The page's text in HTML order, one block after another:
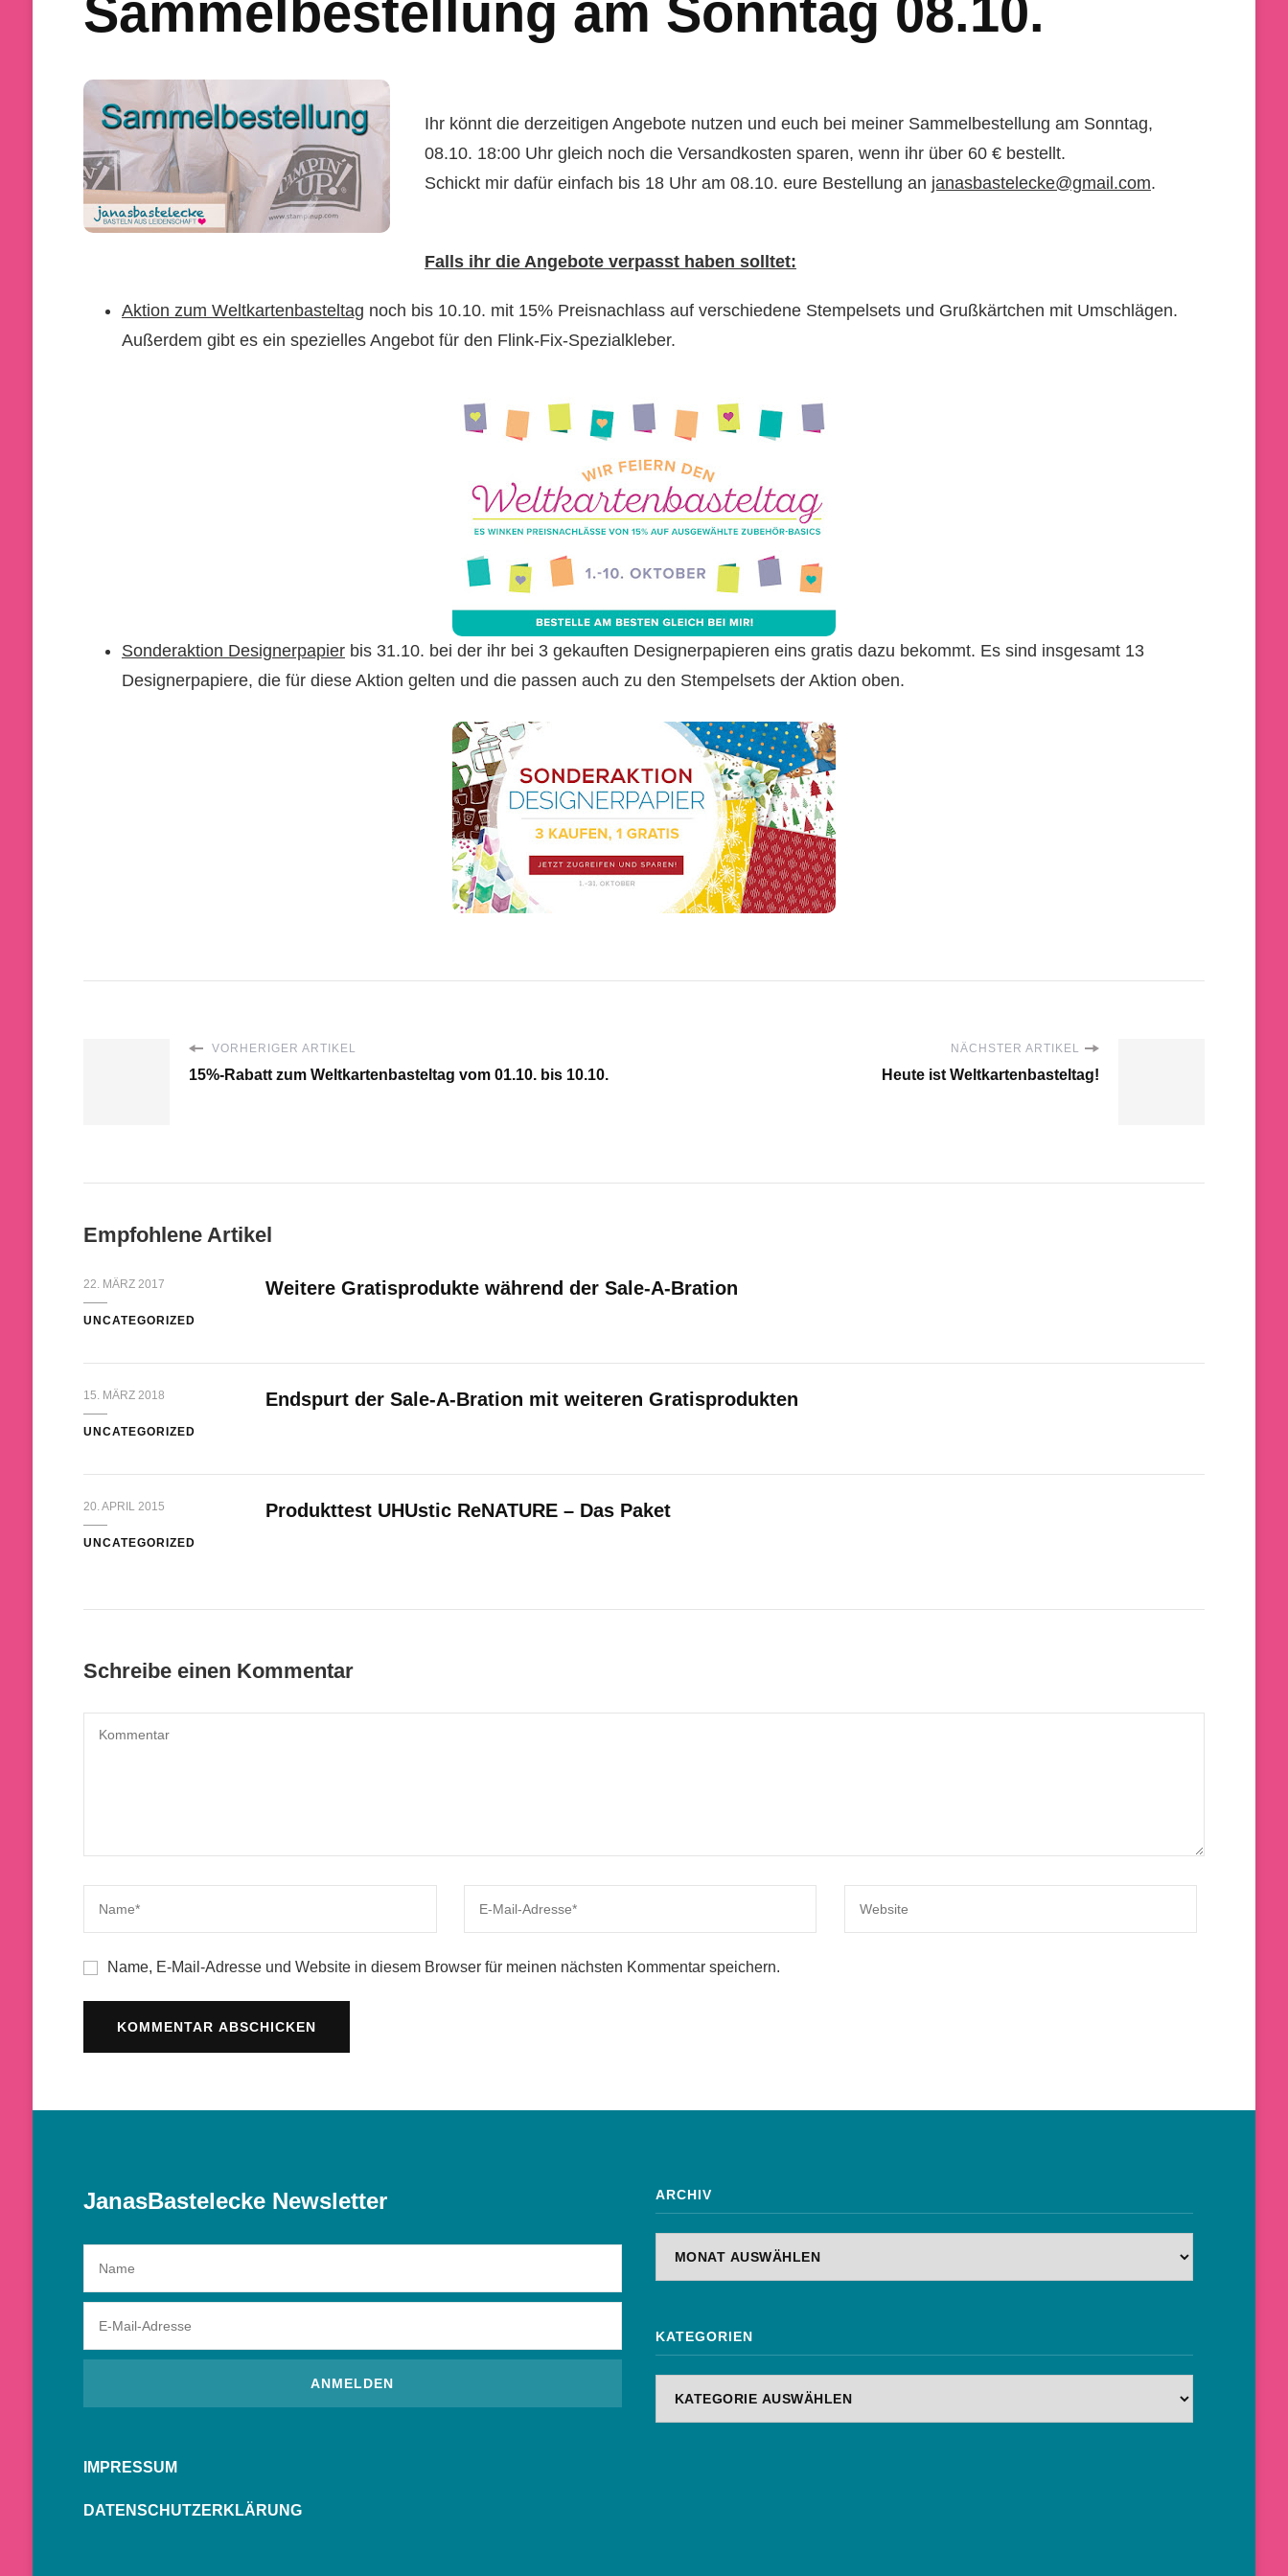
Sammelbestellung am Sonntag 08.10.
Ihr könnt die derzeitigen Angebote nutzen und euch bei meiner Sammelbestellung am Sonntag,
08.10. 18:00 Uhr gleich noch die Versandkosten sparen, wenn ihr über 60 € bestellt.
Schickt mir dafür einfach bis 18 Uhr am 08.10. eure Bestellung an janasbastelecke@gmail.com.
Falls ihr die Angebote verpasst haben solltet:
Aktion zum Weltkartenbasteltag noch bis 10.10. mit 15% Preisnachlass auf verschiedene Stempelsets und Grußkärtchen mit Umschlägen.
Außerdem gibt es ein spezielles Angebot für den Flink-Fix-Spezialkleber.
Sonderaktion Designerpapierbis 31.10. bei der ihr bei 3 gekauften Designerpapieren eins gratis dazu bekommt. Es sind insgesamt 13
Designerpapiere, die für diese Aktion gelten und die passen auch zu den Stempelsets der Aktion oben.
VORHERIGER ARTIKEL
15%-Rabatt zum Weltkartenbasteltag vom 01.10. bis 10.10.
NÄCHSTER ARTIKEL
Heute ist Weltkartenbasteltag!
Empfohlene Artikel
22. MÄRZ 2017
UNCATEGORIZED
Weitere Gratisprodukte während der Sale-A-Bration
15. MÄRZ 2018
UNCATEGORIZED
Endspurt der Sale-A-Bration mit weiteren Gratisprodukten
20. APRIL 2015
UNCATEGORIZED
Produkttest UHUstic ReNATURE – Das Paket
Schreibe einen Kommentar
Name, E-Mail-Adresse und Website in diesem Browser für meinen nächsten Kommentar speichern.
JanasBastelecke Newsletter
IMPRESSUM
DATENSCHUTZERKLÄRUNG
ARCHIV
KATEGORIEN